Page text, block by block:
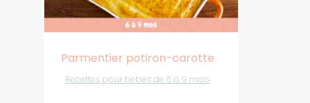
Parmentier potiron-carotte
Recettes pour bébés de 6 à 9 mois